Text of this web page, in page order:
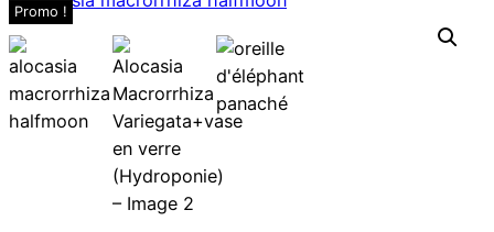
Promo !